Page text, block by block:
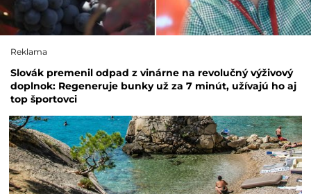
Reklama
Slovák premenil odpad z vinárne na revolučný výživový
doplnok: Regeneruje bunky už za 7 minút, užívajú ho aj
top športovci